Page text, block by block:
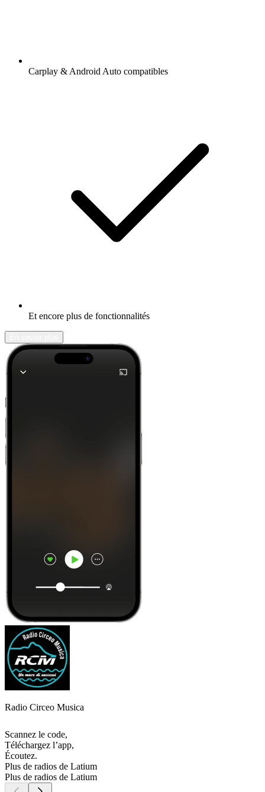
Carplay & Android Auto compatibles
Et encore plus de fonctionnalités
Radio Circeo Musica
Scannez le code,
Téléchargez l’app,
Écoutez.
Plus de radios de Latium
Plus de radios de Latium